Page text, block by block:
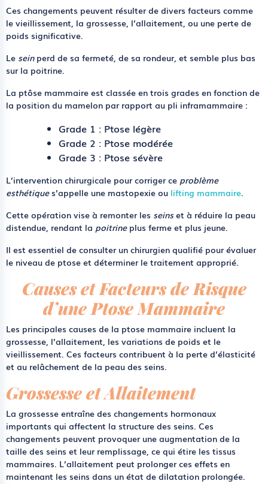
Ces changements peuvent résulter de divers facteurs comme
le vieillissement, la grossesse, l’allaitement, ou une perte de
poids significative.
Le seinperd de sa fermeté, de sa rondeur, et semble plus bas
sur la poitrine.
La ptôse mammaire est classée en trois grades en fonction de
la position du mamelon par rapport au pli inframammaire :
Grade 1 : Ptose légère
Grade 2 : Ptose modérée
Grade 3 : Ptose sévère
L’intervention chirurgicale pour corriger ce problème
esthétiques’appelle une mastopexie ou lifting mammaire.
Cette opération vise à remonter les seinset à réduire la peau
distendue, rendant la poitrineplus ferme et plus jeune.
Il est essentiel de consulter un chirurgien qualifié pour évaluer
le niveau de ptose et déterminer le traitement approprié.
Causes et Facteurs de Risque
d’une Ptose Mammaire
Les principales causes de la ptose mammaire incluent la
grossesse, l’allaitement, les variations de poids et le
vieillissement. Ces facteurs contribuent à la perte d’élasticité
et au relâchement de la peau des seins.
Grossesse et Allaitement
La grossesse entraîne des changements hormonaux
importants qui affectent la structure des seins. Ces
changements peuvent provoquer une augmentation de la
taille des seins et leur remplissage, ce qui étire les tissus
mammaires. L’allaitement peut prolonger ces effets en
maintenant les seins dans un état de dilatation prolongée.